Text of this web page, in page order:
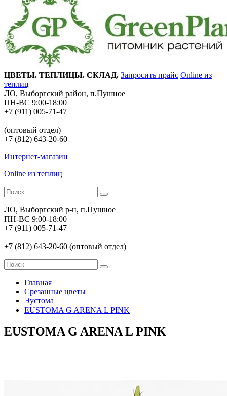
ЦВЕТЫ. ТЕПЛИЦЫ. СКЛАД. Запросить прайс Online из
теплиц
ЛО, Выборгский район, п.Пушное
ПН-ВС 9:00-18:00
+7 (911) 005-71-47
(оптовый отдел)
+7 (812) 643-20-60
Интернет-магазин
Online из теплиц
ЛО, Выборгский р-н, п.Пушное
ПН-ВС 9:00-18:00
+7 (911) 005-71-47
+7 (812) 643-20-60 (оптовый отдел)
Главная
Срезанные цветы
Эустома
EUSTOMA G ARENA L PINK
EUSTOMA G ARENA L PINK